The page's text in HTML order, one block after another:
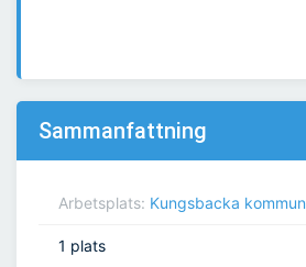
Sammanfattning
Arbetsplats: Kungsbacka kommun
1 plats